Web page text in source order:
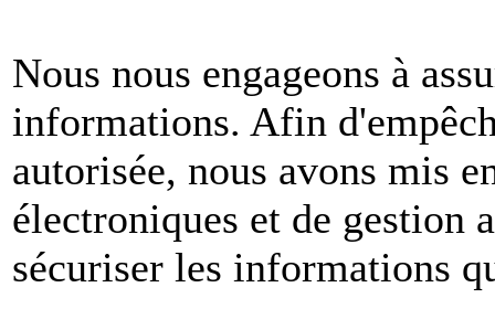
Nous nous engageons à
informations. Afin
autorisée, nous avons mis
électroniques et de gestion
sécuriser les informations